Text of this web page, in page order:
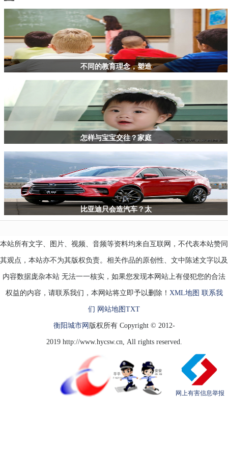
钱，
长
样
做
不同的教育理念，塑造
怎样与宝宝交往？家庭
比亚迪只会造汽车？太
本站所有文字、图片、视频、音频等资料均来自互联网，不代表本站赞同
其观点，本站亦不为其版权负责。相关作品的原创性、文中陈述文字以及
内容数据庞杂本站 无法一一核实，如果您发现本网站上有侵犯您的合法
权益的内容，请联系我们，本网站将立即予以删除！ XML地图 联系我
们 网站地图 TXT
衡阳城市网 版权所有 Copyright © 2012-
2019 http://www.hycsw.cn, All rights reserved.
网上有害信息举报